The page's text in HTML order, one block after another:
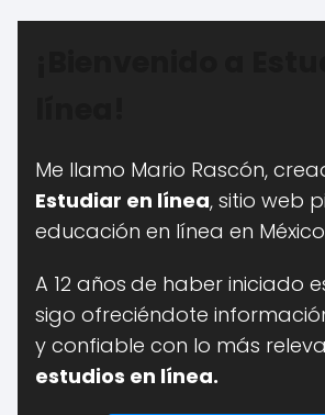
Me llamo Mario Rascón,
Estudiar en línea, sitio web
educación en línea en
A 12 años de haber iniciado
sigo ofreciéndote
y confiable con lo más
estudios en línea.